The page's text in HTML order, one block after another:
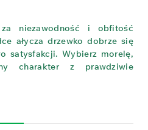
niezawodność i obfitość
ałycza drzewko dobrze się
satysfakcji. Wybierz morelę,
charakter z prawdziwie